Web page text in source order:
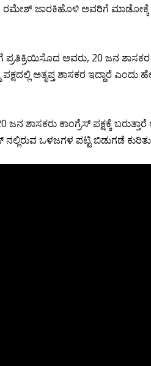
ಜಾರಕಿಹೊಳಿ ಅವರಿಗೆ ಮಾಡೋಕ್ಕೆ
ಅವರು, 20 ಜನ ಶಾಸಕರ
ಅತೃಪ್ತ ಶಾಸಕರ ಇದ್ದಾರೆ ಎಂದು
ಶಾಸಕರು ಕಾಂಗ್ರೆಸ್ ಪಕ್ಷಕ್ಕೆ
ಒಳಜಗಳ ಪಟ್ಟಿ ಬಿಡುಗಡೆ ಕುರಿತು